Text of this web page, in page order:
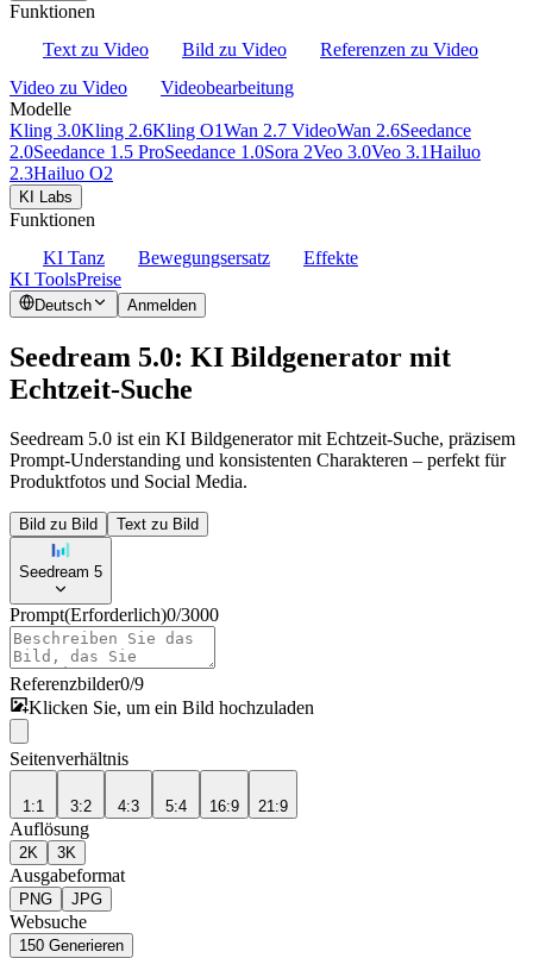
Funktionen
Text zu Video
Bild zu Video
Referenzen zu Video
Video zu Video
Videobearbeitung
Modelle
Kling 3.0Kling 2.6Kling O1Wan 2.7 VideoWan 2.6Seedance
2.0Seedance 1.5 ProSeedance 1.0Sora 2Veo 3.0Veo 3.1Hailuo
2.3Hailuo O2
KI Labs
Funktionen
KI Tanz
Bewegungsersatz
Effekte
KI ToolsPreise
Deutsch Anmelden
Seedream 5.0: KI Bildgenerator mit
Echtzeit-Suche
Seedream 5.0 ist ein KI Bildgenerator mit Echtzeit-Suche, präzisem
Prompt-Understanding und konsistenten Charakteren – perfekt für
Produktfotos und Social Media.
Bild zu Bild Text zu Bild
Seedream 5
Prompt(Erforderlich)0/3000
Referenzbilder0/9
Klicken Sie, um ein Bild hochzuladen
Seitenverhältnis
1:1 3:2 4:3 5:4 16:9 21:9
Auflösung
2K 3K
Ausgabeformat
PNG JPG
Websuche
150 Generieren